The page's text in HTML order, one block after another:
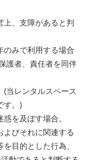
、支障があると判
のみで利用する場合
護者、責任者を同伴
(当レンタルスペース
す。)
を及ぼす場合。
よびそれに関連する
目的とした行為、